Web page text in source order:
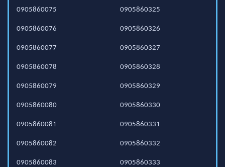
0905860075
0905860076
0905860077
0905860078
0905860079
0905860080
0905860081
0905860082
0905860083
0905860325
0905860326
0905860327
0905860328
0905860329
0905860330
0905860331
0905860332
0905860333